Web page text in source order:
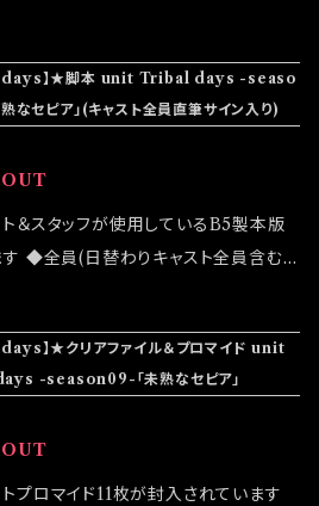
楽しい大人になりたかった。 笑っている
。 いつまでも未熟な愛しい
アッタカセツナな物語。 頑張って生
ちに捧げます。 【公演】2024/02/
02/22 (木)18:30 02/2
18:00 02/24 (土)12:00/18:00
(1drink 別途)
￥4,000 (1drink 別途) 【配信】￥3,000
京音実劇場 【住所】東京都世田谷区玉
N2ビル地下2階 【交通】東急田園都
」駅下車5分 【レギュラーキャス
、八ヶ岳のコテージに1泊2日の旅行を
り大喜び。 ところが出発直前、突然
現れた。 嫉妬・後悔・閉塞・虚無・流
将来・孤独・離脱・秘密。 戸惑いながら
八ヶ岳で、10人は自分の思いと向き合
過去の捉え方は変わってしまうかもし
短い夏の日の、少し温かく切ないノベ
08/10(木)-13(日) 7stage 08/10
08/11 (金祝)12:00/18:00 08/12
days】★脚本 unit Tribal days -seaso
なセピア」(キャスト全員直筆サイン入り)
＆スタッフが使用しているB5製本版
す ◆全員(日替わりキャスト全員含む)
しますが売切になる可能性がございま
お手にしたいお客様はこちらのオン
ップでのご注文をお願い致します ◆
03/02 イベント「大感謝祭」後に
】★クリアファイル＆プロマイド unit
-season09-「未熟なセピア」
プロマイド11枚が封入されています